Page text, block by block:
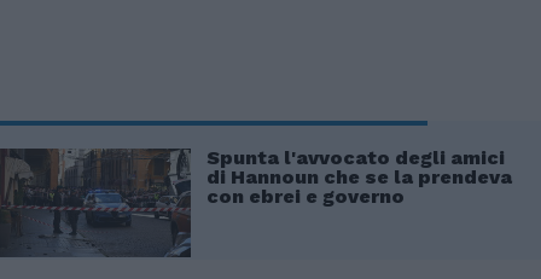
Spunta l'avvocato degli amici
di Hannoun che se la prendeva
con ebrei e governo